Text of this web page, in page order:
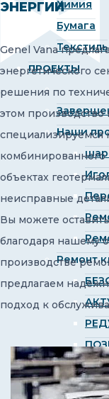
Химия
Бумага
Текстиль
ПРОЕКТЫ
Наши
Ремонт
ЭНЕРГИИ
Genel Vana
энергетического
решения по
этом производство
специализируемся
комбинированного
объектах
неисправные
Вы можете
благодаря нашему
производстве
предлагаем
подход к